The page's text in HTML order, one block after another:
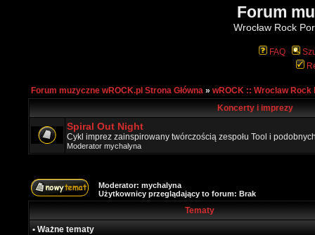
Forum
Wrocław Rock
FAQ
Forum muzyczne wROCK.pl Strona Główna » wROCK :: Wroclaw Rock
Koncerty i imprezy
Spiral Out Night
Cykl imprez zainspirowany twórczością zespołu Tool i
Moderator mychalyna
Moderator: mychalyna
Użytkownicy przeglądający to forum: Brak
Tematy
• Ważne tematy